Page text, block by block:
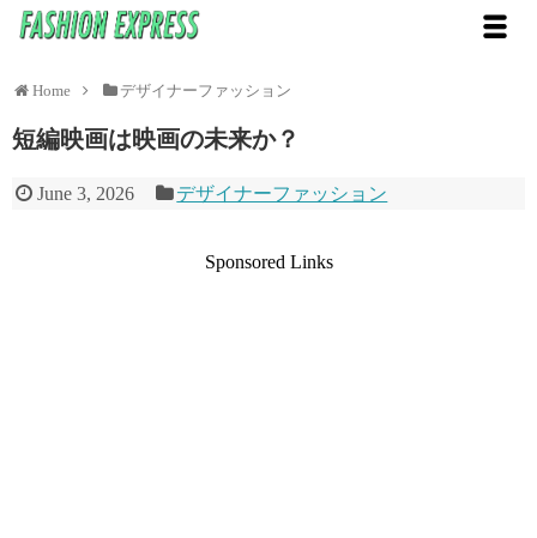
Home デザイナーファッション
短編映画は映画の未来か？
June 3, 2026 デザイナーファッション
Sponsored Links